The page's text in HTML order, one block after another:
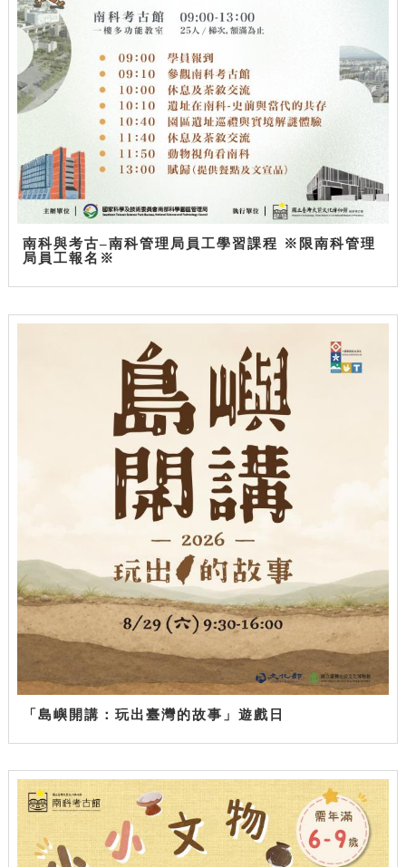
南科與考古–南科管理局員工學習課程 ※限南科管理
局員工報名※
「島嶼開講：玩出臺灣的故事」遊戲日